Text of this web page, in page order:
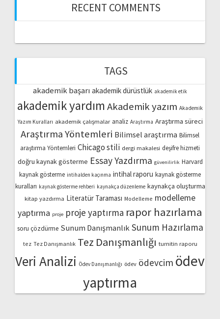
RECENT COMMENTS
TAGS
akademik başarı akademik dürüstlük akademik etik
akademik yardımAkademik yazım Akademik
Yazım Kuralları akademik çalışmalar analiz Araştırma Araştırma süreci
Araştırma Yöntemleri Bilimsel araştırma Bilimsel
araştırma Yöntemleri Chicago stili dergi makalesi deşifre hizmeti
doğru kaynak gösterme Essay Yazdırma güvenilirlik Harvard
kaynak gösterme intihalden kaçınma intihal raporu kaynak gösterme
kuralları kaynak gösterme rehberi kaynakça düzenleme kaynakça oluşturma
kitap yazdırma Literatür Taraması Modelleme modelleme
yaptırma proje proje yaptırma rapor hazırlama
soru çözdürme Sunum Danışmanlık Sunum Hazırlama
tez Tez Danışmanlık Tez Danışmanlığı turnitin raporu
Veri Analizi Ödev Danışmanlığı ödev ödevcim ödev
yaptırma